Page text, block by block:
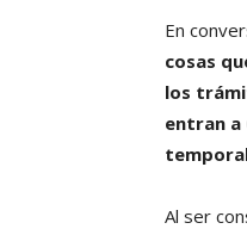
En
cosas
los
entran a
Al ser